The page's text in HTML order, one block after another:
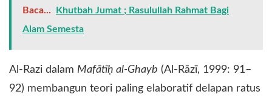
Baca...
Khutbah Jumat ; Rasulullah Rahmat Bagi
Alam Semesta
​Al-Razi dalam Mafātīḥ al-Ghayb (Al-Rāzī, 1999: 91–
92) membangun teori paling elaboratif delapan ratus